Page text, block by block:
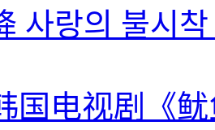
사랑의 불시
国电视剧《